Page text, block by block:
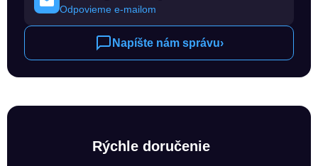
Odpovieme e-mailom
Napíšte nám správu›
Rýchle doručenie